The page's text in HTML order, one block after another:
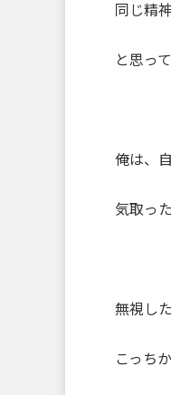
同じ精
と思っ
俺は、
気取っ
無視し
こっち